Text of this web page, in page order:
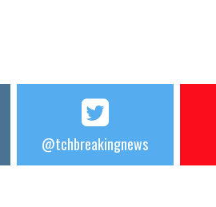
@tchbreakingnews